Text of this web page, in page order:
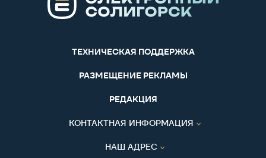
ТЕХНИЧЕСКАЯ ПОДДЕРЖКА
РАЗМЕЩЕНИЕ РЕКЛАМЫ
РЕДАКЦИЯ
КОНТАКТНАЯ ИНФОРМАЦИЯ
НАШ АДРЕС